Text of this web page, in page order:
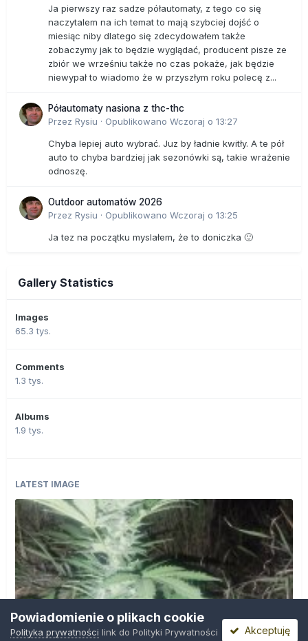
Ja pierwszy raz sadze półautomaty, z tego co się
naczytalem na ich temat to mają szybciej dojść o
miesiąc niby dlatego się zdecydowałem także
zobaczymy jak to będzie wyglądać, producent pisze ze
zbiór we wrześniu także no czas pokaże, jak będzie
niewypał to wiadomo że w przyszłym roku polecę z...
Półautomaty nasiona z thc-thc
Przez Rysiu · Opublikowano Wczoraj o 13:27
Chyba lepiej auto wybrać. Juz by ładnie kwitły. A te pół
auto to chyba bardziej jak sezonówki są, takie wrażenie
odnoszę.
Outdoor automatów 2026
Przez Rysiu · Opublikowano Wczoraj o 13:25
Ja tez na początku myslałem, że to doniczka 🙂
Gallery Statistics
Images
65.3 tys.
Comments
1.3 tys.
Albums
1.9 tys.
LATEST IMAGE
Powiadomienie o plikach cookie
Polityka prywatności link do Polityki Prywatności
Akceptuję